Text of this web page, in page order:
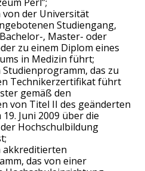
von der Universität
Studiengang,
, Master- oder
zu einem Diplom eines
in Medizin führt;
das zu
Technikerzertifikat führt
gemäß den
von Titel II des geänderten
Juni 2009 über die
Hochschulbildung
akkreditierten
das von einer